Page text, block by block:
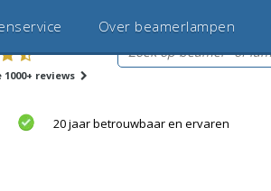
9,0
reviews
Over beamerlampen
20 jaar betrouwbaar en ervaren
klantenservice